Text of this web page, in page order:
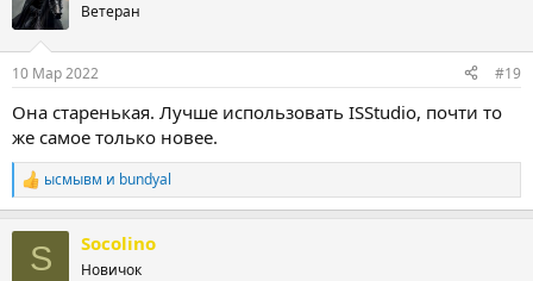
Ветеран
10 Мар 2022 #19
Она старенькая. Лучше использовать ISStudio, почти то
же самое только новее.
Р
е
ысмывм и bundyal
S Socolino
Новичок